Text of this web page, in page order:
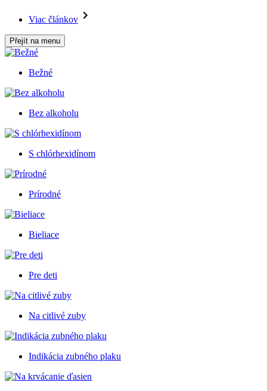
Viac článkov
Přejít na menu
Bežné
Bez alkoholu
S chlórhexidínom
Prírodné
Bieliace
Pre deti
Na citlivé zuby
Indikácia zubného plaku